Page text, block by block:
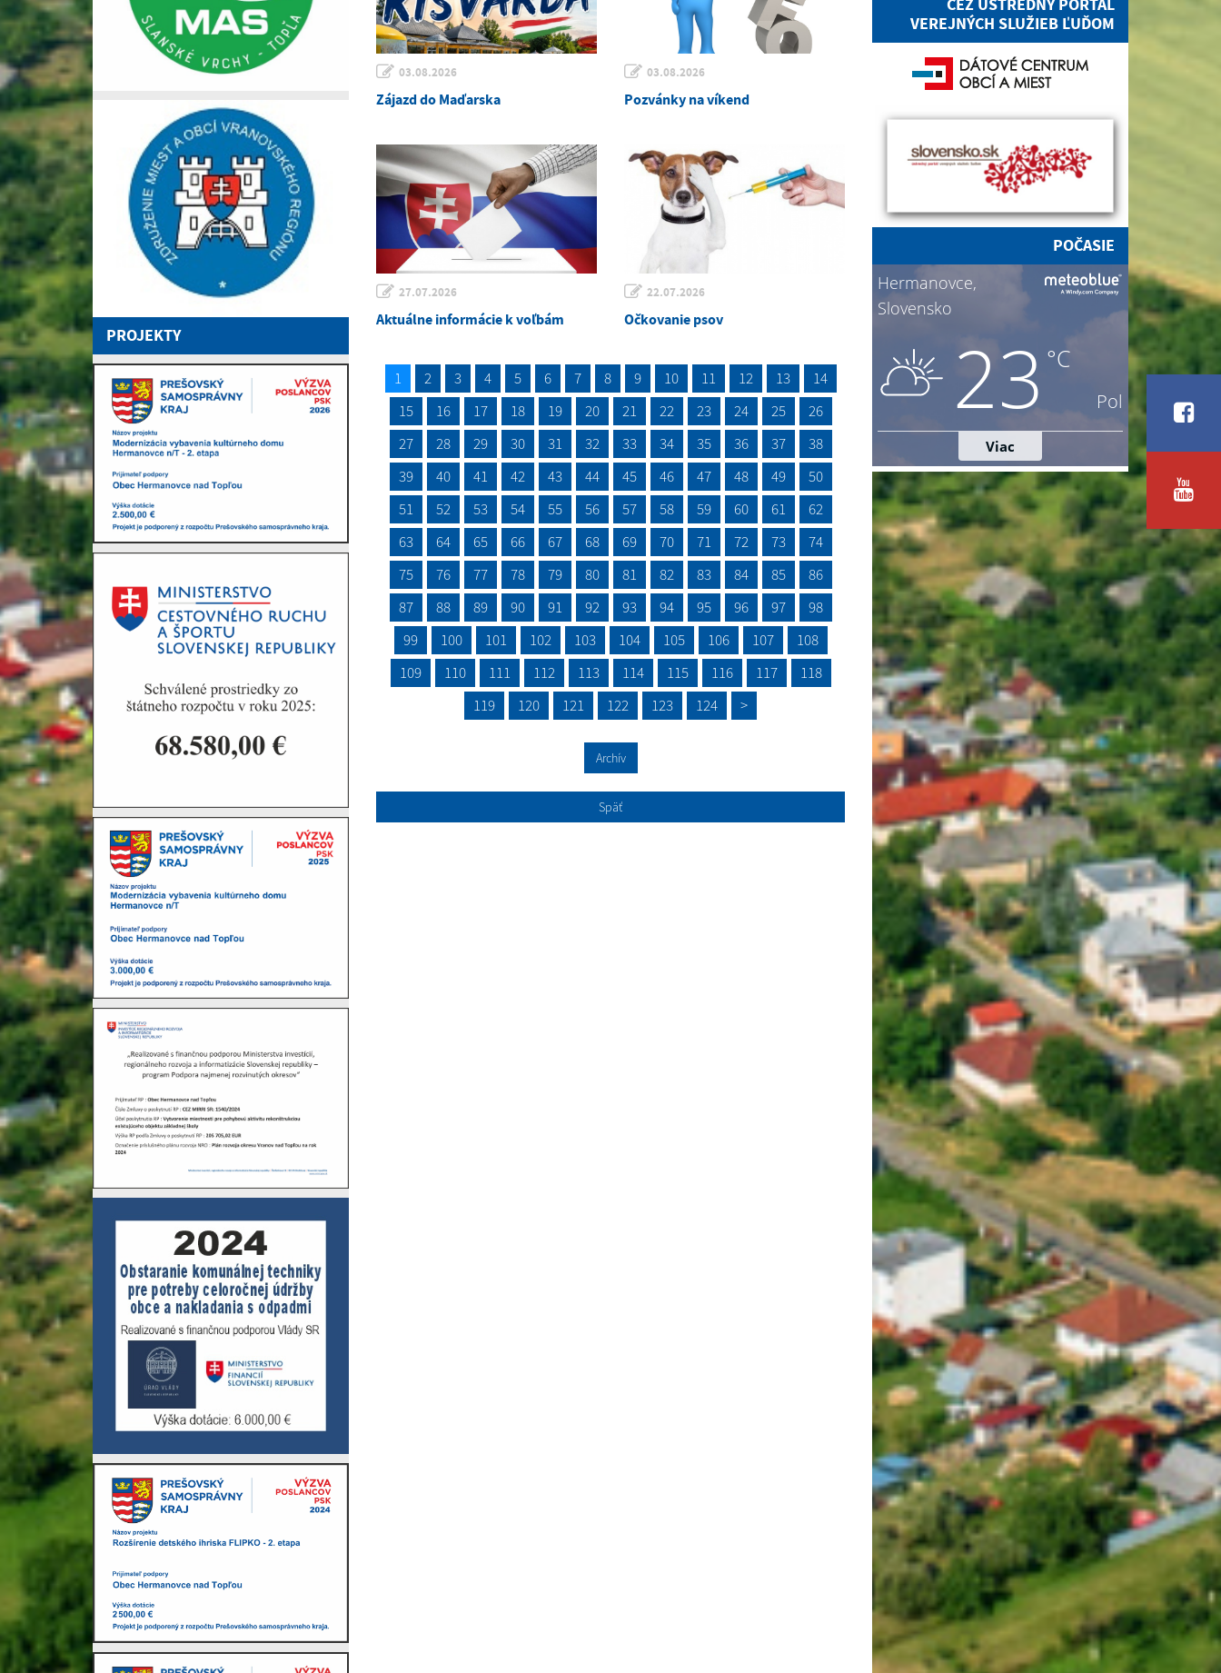
PROJEKTY
03.08.2026
Zájazd do Maďarska
03.08.2026
Pozvánky na víkend
27.07.2026
Aktuálne informácie k voľbám
22.07.2026
Očkovanie psov
1 2 3 4 5 6 7 8 9 10 11 12 13
14
15
16 17 18 19 20 21 22 23 24 25
26
27
28 29 30 31 32 33 34 35 36 37
38
39
40 41 42 43 44 45 46 47 48 49
50
51
52 53 54 55 56 57 58 59 60 61
62
63
64 65 66 67 68 69 70 71 72 73
74
75
76 77 78 79 80 81 82 83 84 85
86
87
88 89 90 91 92 93 94 95 96 97
98
99
100 101 102 103 104 105 106 107
108
109
110 111 112 113 114 115 116 117
118
119
120 121 122 123 124 >
Archív
Späť
CEZ ÚSTREDNÝ PORTÁL
VEREJNÝCH SLUŽIEB ĽUĎOM
POČASIE